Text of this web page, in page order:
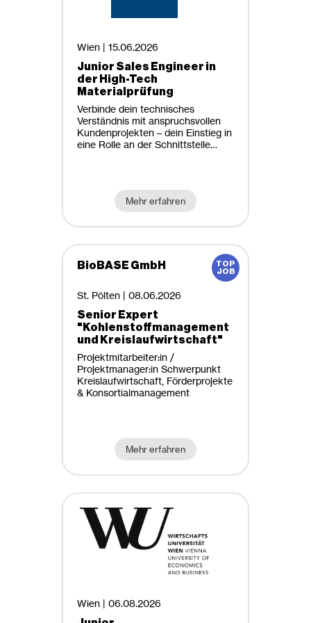
Verfahrenstechnik
(Wirtschafts-) Informatik & Data
Science
(Wirtschaftsingenieurwesen-)
Maschinenbau &
Materialwissenschaften
Teilzeit
Vollzeit
Arbeitsort
Büro
Wien | 15.06.2026
Junior Sales Engineer in
der High-Tech
Materialprüfung
Verbinde dein technisches
Verständnis mit anspruchsvollen
Kundenprojekten – dein Einstieg in
eine Rolle an der Schnittstelle
Mehr erfahren
BioBASE GmbH
St. Pölten | 08.06.2026
Senior Expert
"Kohlenstoffmanagement
und Kreislaufwirtschaft"
Projektmitarbeiter:in /
Projektmanager:in Schwerpunkt
Kreislaufwirtschaft, Förderprojekte
& Konsortialmanagement
Mehr erfahren
Wien | 06.08.2026